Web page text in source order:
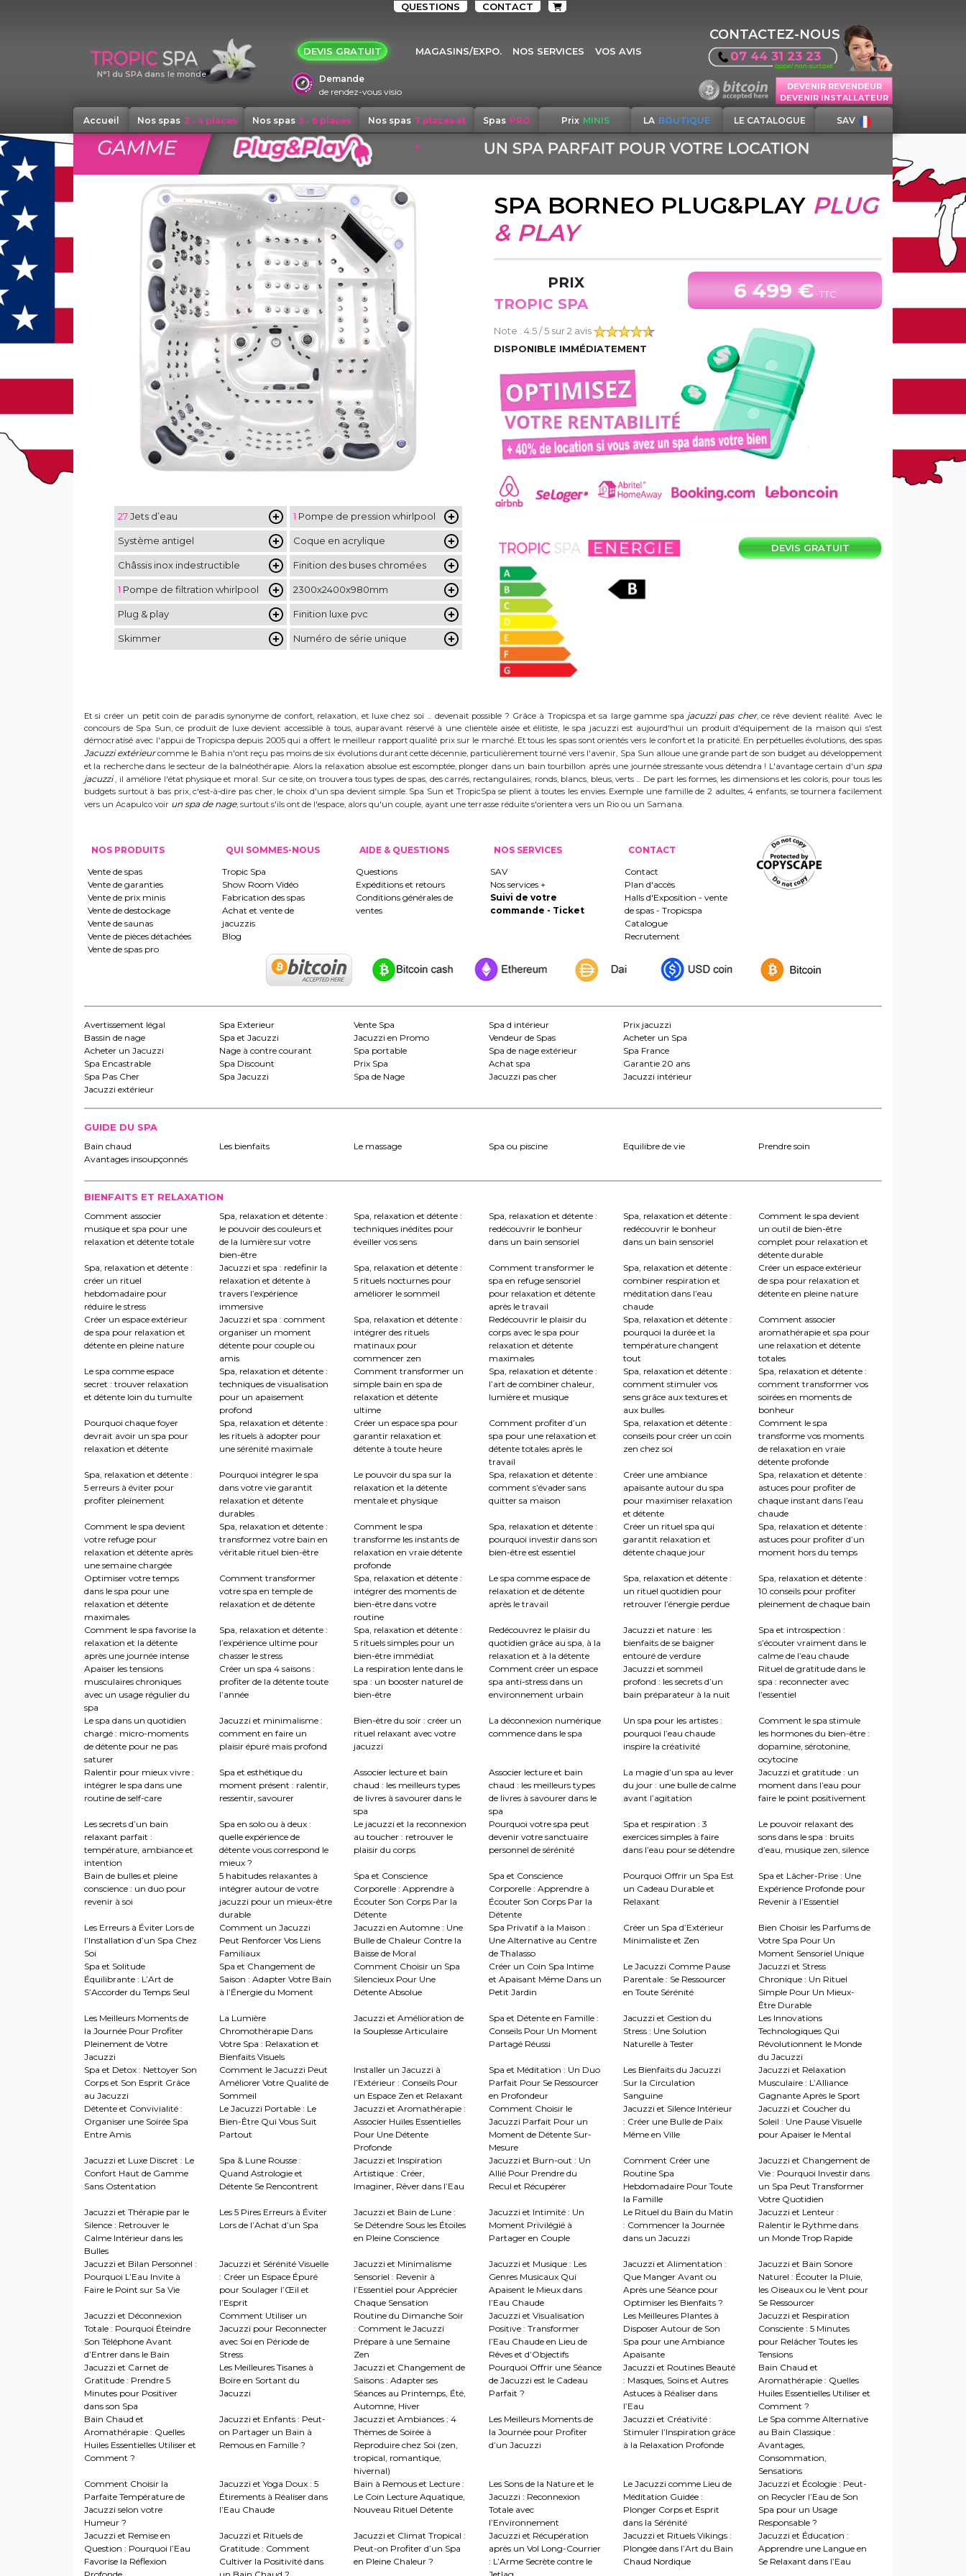
QUESTIONS CONTACT
N°1 du SPA dans le monde
DEVIS GRATUIT MAGASINS/EXPO. NOS SERVICES VOS AVIS
Demande
de rendez-vous visio
CONTACTEZ-NOUS
07 44 31 23 23
DEVENIR REVENDEUR
DEVENIR INSTALLATEUR
Accueil Nos spas 2 - 4 places Nos spas 5 - 6 places Nos spas 7 places et
+
Spas PRO Prix MINIS LA BOUTIQUE LE CATALOGUE SAV
27Jets d’eau 1 Pompe de pression whirlpool
Système antigel Coque en acrylique
Châssis inox indestructible Finition des buses chromées
1 Pompe de filtration whirlpool 2300x2400x980mm
Plug & play Finition luxe pvc
Skimmer Numéro de série unique
SPA BORNEO PLUG&PLAY PLUG
& PLAY
PRIX
TROPIC SPA
6 499 €TTC
Note : 4.5/ 5 sur2 avis
DISPONIBLE IMMÉDIATEMENT
DEVIS GRATUIT
Et si créer un petit coin de paradis synonyme de confort, relaxation, et luxe chez soi ... devenait possible ? Grâce à Tropicspa et sa large gamme spa jacuzzi pas cher, ce rêve devient réalité. Avec le
concours de Spa Sun, ce produit de luxe devient accessible à tous, auparavant réservé à une clientèle aisée et élitiste, le spa jacuzzi est aujourd'hui un produit d'équipement de la maison qui s'est
démocratisé avec l'appui de Tropicspa depuis 2005 qui a offert le meilleur rapport qualité prix sur le marché. Et tous les spas sont orientés vers le confort et la praticité. En perpétuelles évolutions, des spas
Jacuzzi extérieurcomme le Bahia n'ont reçu pas moins de six évolutions durant cette décennie, particulièrement tourné vers l'avenir, Spa Sun alloue une grande part de son budget au développement
et la recherche dans le secteur de la balnéothérapie. Alors la relaxation absolue est escomptée, plonger dans un bain tourbillon après une journée stressante vous détendra ! L'avantage certain d'un spa
jacuzzi, il améliore l'état physique et moral. Sur ce site, on trouvera tous types de spas, des carrés, rectangulaires, ronds, blancs, bleus, verts ... De part les formes, les dimensions et les coloris, pour tous les
budgets surtout à bas prix, c'est-à-dire pas cher, le choix d'un spa devient simple. Spa Sun et TropicSpa se plient à toutes les envies. Exemple une famille de 2 adultes, 4 enfants, se tournera facilement
vers un Acapulco voir un spa de nage, surtout s'ils ont de l'espace, alors qu'un couple, ayant une terrasse réduite s'orientera vers un Rio ou un Samana.
NOS PRODUITS
Vente de spas
Vente de garanties
Vente de prix minis
Vente de destockage
Vente de saunas
Vente de pièces détachées
Vente de spas pro
QUI SOMMES-NOUS
Tropic Spa
Show Room Vidéo
Fabrication des spas
Achat et vente de
jacuzzis
Blog
AIDE & QUESTIONS
Questions
Expéditions et retours
Conditions générales de
ventes
NOS SERVICES
SAV
Nos services +
Suivi de votre
commande - Ticket
CONTACT
Contact
Plan d'accès
Halls d'Exposition - vente
de spas - Tropicspa
Catalogue
Recrutement
Avertissement légal Spa Exterieur Vente Spa Spa d intérieur
Prix jacuzzi
Bassin de nage
Spa et Jacuzzi Jacuzzi en Promo Vendeur de Spas
Acheter un Spa
Acheter un Jacuzzi
Nage à contre courant Spa portable Spa de nage extérieur
Spa France
Spa Encastrable
Spa Discount Prix Spa Achat spa
Garantie 20 ans
Spa Pas Cher
Spa Jacuzzi Spa de Nage Jacuzzi pas cher
Jacuzzi intérieur
Jacuzzi extérieur
GUIDE DU SPA
Bain chaud Les bienfaits Le massage Spa ou piscine Equilibre de vie
Prendre soin
Avantages insoupçonnés
BIENFAITS ET RELAXATION
Comment associer
musique et spa pour une
relaxation et détente totale
Spa, relaxation et détente :
le pouvoir des couleurs et
de la lumière sur votre
bien-être
Spa, relaxation et détente :
techniques inédites pour
éveiller vos sens
Spa, relaxation et détente :
redécouvrir le bonheur
dans un bain sensoriel
Spa, relaxation et détente :
redécouvrir le bonheur
dans un bain sensoriel
Comment le spa devient
un outil de bien-être
complet pour relaxation et
détente durable
Spa, relaxation et détente :
créer un rituel
hebdomadaire pour
réduire le stress
Jacuzzi et spa : redéfinir la
relaxation et détente à
travers l’expérience
immersive
Spa, relaxation et détente :
5 rituels nocturnes pour
améliorer le sommeil
Comment transformer le
spa en refuge sensoriel
pour relaxation et détente
après le travail
Spa, relaxation et détente :
combiner respiration et
méditation dans l’eau
chaude
Créer un espace extérieur
de spa pour relaxation et
détente en pleine nature
Créer un espace extérieur
de spa pour relaxation et
détente en pleine nature
Jacuzzi et spa : comment
organiser un moment
détente pour couple ou
amis
Spa, relaxation et détente :
intégrer des rituels
matinaux pour
commencer zen
Redécouvrir le plaisir du
corps avec le spa pour
relaxation et détente
maximales
Spa, relaxation et détente :
pourquoi la durée et la
température changent
tout
Comment associer
aromathérapie et spa pour
une relaxation et détente
totales
Le spa comme espace
secret : trouver relaxation
et détente loin du tumulte
Spa, relaxation et détente :
techniques de visualisation
pour un apaisement
profond
Comment transformer un
simple bain en spa de
relaxation et détente
ultime
Spa, relaxation et détente :
l’art de combiner chaleur,
lumière et musique
Spa, relaxation et détente :
comment stimuler vos
sens grâce aux textures et
aux bulles
Spa, relaxation et détente :
comment transformer vos
soirées en moments de
bonheur
Pourquoi chaque foyer
devrait avoir un spa pour
relaxation et détente
Spa, relaxation et détente :
les rituels à adopter pour
une sérénité maximale
Créer un espace spa pour
garantir relaxation et
détente à toute heure
Comment profiter d’un
spa pour une relaxation et
détente totales après le
travail
Spa, relaxation et détente :
conseils pour créer un coin
zen chez soi
Comment le spa
transforme vos moments
de relaxation en vraie
détente profonde
Spa, relaxation et détente :
5 erreurs à éviter pour
profiter pleinement
Pourquoi intégrer le spa
dans votre vie garantit
relaxation et détente
durables
Le pouvoir du spa sur la
relaxation et la détente
mentale et physique
Spa, relaxation et détente :
comment s’évader sans
quitter sa maison
Créer une ambiance
apaisante autour du spa
pour maximiser relaxation
et détente
Spa, relaxation et détente :
astuces pour profiter de
chaque instant dans l’eau
chaude
Comment le spa devient
votre refuge pour
relaxation et détente après
une semaine chargée
Spa, relaxation et détente :
transformez votre bain en
véritable rituel bien-être
Comment le spa
transforme les instants de
relaxation en vraie détente
profonde
Spa, relaxation et détente :
pourquoi investir dans son
bien-être est essentiel
Créer un rituel spa qui
garantit relaxation et
détente chaque jour
Spa, relaxation et détente :
astuces pour profiter d’un
moment hors du temps
Optimiser votre temps
dans le spa pour une
relaxation et détente
maximales
Comment transformer
votre spa en temple de
relaxation et de détente
Spa, relaxation et détente :
intégrer des moments de
bien-être dans votre
routine
Le spa comme espace de
relaxation et de détente
après le travail
Spa, relaxation et détente :
un rituel quotidien pour
retrouver l’énergie perdue
Spa, relaxation et détente :
10 conseils pour profiter
pleinement de chaque bain
Comment le spa favorise la
relaxation et la détente
après une journée intense
Spa, relaxation et détente :
l’expérience ultime pour
chasser le stress
Spa, relaxation et détente :
5 rituels simples pour un
bien-être immédiat
Redécouvrez le plaisir du
quotidien grâce au spa, à la
relaxation et à la détente
Jacuzzi et nature : les
bienfaits de se baigner
entouré de verdure
Spa et introspection :
s’écouter vraiment dans le
calme de l’eau chaude
Apaiser les tensions
musculaires chroniques
avec un usage régulier du
spa
Créer un spa 4 saisons :
profiter de la détente toute
l’année
La respiration lente dans le
spa : un booster naturel de
bien-être
Comment créer un espace
spa anti-stress dans un
environnement urbain
Jacuzzi et sommeil
profond : les secrets d’un
bain préparateur à la nuit
Rituel de gratitude dans le
spa : reconnecter avec
l’essentiel
Le spa dans un quotidien
chargé : micro-moments
de détente pour ne pas
saturer
Jacuzzi et minimalisme :
comment en faire un
plaisir épuré mais profond
Bien-être du soir : créer un
rituel relaxant avec votre
jacuzzi
La déconnexion numérique
commence dans le spa
Un spa pour les artistes :
pourquoi l’eau chaude
inspire la créativité
Comment le spa stimule
les hormones du bien-être :
dopamine, sérotonine,
ocytocine
Ralentir pour mieux vivre :
intégrer le spa dans une
routine de self-care
Spa et esthétique du
moment présent : ralentir,
ressentir, savourer
Associer lecture et bain
chaud : les meilleurs types
de livres à savourer dans le
spa
Associer lecture et bain
chaud : les meilleurs types
de livres à savourer dans le
spa
La magie d’un spa au lever
du jour : une bulle de calme
avant l’agitation
Jacuzzi et gratitude : un
moment dans l’eau pour
faire le point positivement
Les secrets d’un bain
relaxant parfait :
température, ambiance et
intention
Spa en solo ou à deux :
quelle expérience de
détente vous correspond le
mieux ?
Le jacuzzi et la reconnexion
au toucher : retrouver le
plaisir du corps
Pourquoi votre spa peut
devenir votre sanctuaire
personnel de sérénité
Spa et respiration : 3
exercices simples à faire
dans l’eau pour se détendre
Le pouvoir relaxant des
sons dans le spa : bruits
d’eau, musique zen, silence
Bain de bulles et pleine
conscience : un duo pour
revenir à soi
5 habitudes relaxantes à
intégrer autour de votre
jacuzzi pour un mieux-être
durable
Spa et Conscience
Corporelle : Apprendre à
Écouter Son Corps Par la
Détente
Spa et Conscience
Corporelle : Apprendre à
Écouter Son Corps Par la
Détente
Pourquoi Offrir un Spa Est
un Cadeau Durable et
Relaxant
Spa et Lâcher-Prise : Une
Expérience Profonde pour
Revenir à l’Essentiel
Les Erreurs à Éviter Lors de
l’Installation d’un Spa Chez
Soi
Comment un Jacuzzi
Peut Renforcer Vos Liens
Familiaux
Jacuzzi en Automne : Une
Bulle de Chaleur Contre la
Baisse de Moral
Spa Privatif à la Maison :
Une Alternative au Centre
de Thalasso
Créer un Spa d’Extérieur
Minimaliste et Zen
Bien Choisir les Parfums de
Votre Spa Pour Un
Moment Sensoriel Unique
Spa et Solitude
Équilibrante : L’Art de
S’Accorder du Temps Seul
Spa et Changement de
Saison : Adapter Votre Bain
à l’Énergie du Moment
Comment Choisir un Spa
Silencieux Pour Une
Détente Absolue
Créer un Coin Spa Intime
et Apaisant Même Dans un
Petit Jardin
Le Jacuzzi Comme Pause
Parentale : Se Ressourcer
en Toute Sérénité
Jacuzzi et Stress
Chronique : Un Rituel
Simple Pour Un Mieux-
Être Durable
Les Meilleurs Moments de
la Journée Pour Profiter
Pleinement de Votre
Jacuzzi
La Lumière
Chromothérapie Dans
Votre Spa : Relaxation et
Bienfaits Visuels
Jacuzzi et Amélioration de
la Souplesse Articulaire
Spa et Détente en Famille :
Conseils Pour Un Moment
Partagé Réussi
Jacuzzi et Gestion du
Stress : Une Solution
Naturelle à Tester
Les Innovations
Technologiques Qui
Révolutionnent le Monde
du Jacuzzi
Spa et Detox : Nettoyer Son
Corps et Son Esprit Grâce
au Jacuzzi
Comment le Jacuzzi Peut
Améliorer Votre Qualité de
Sommeil
Installer un Jacuzzi à
l’Extérieur : Conseils Pour
un Espace Zen et Relaxant
Spa et Méditation : Un Duo
Parfait Pour Se Ressourcer
en Profondeur
Les Bienfaits du Jacuzzi
Sur la Circulation
Sanguine
Jacuzzi et Relaxation
Musculaire : L’Alliance
Gagnante Après le Sport
Détente et Convivialité :
Organiser une Soirée Spa
Entre Amis
Le Jacuzzi Portable : Le
Bien-Être Qui Vous Suit
Partout
Jacuzzi et Aromathérapie :
Associer Huiles Essentielles
Pour Une Détente
Profonde
Comment Choisir le
Jacuzzi Parfait Pour un
Moment de Détente Sur-
Mesure
Jacuzzi et Silence Intérieur
: Créer une Bulle de Paix
Même en Ville
Jacuzzi et Coucher du
Soleil : Une Pause Visuelle
pour Apaiser le Mental
Jacuzzi et Luxe Discret : Le
Confort Haut de Gamme
Sans Ostentation
Spa & Lune Rousse :
Quand Astrologie et
Détente Se Rencontrent
Jacuzzi et Inspiration
Artistique : Créer,
Imaginer, Rêver dans l’Eau
Jacuzzi et Burn-out : Un
Allié Pour Prendre du
Recul et Récupérer
Comment Créer une
Routine Spa
Hebdomadaire Pour Toute
la Famille
Jacuzzi et Changement de
Vie : Pourquoi Investir dans
un Spa Peut Transformer
Votre Quotidien
Jacuzzi et Thérapie par le
Silence : Retrouver le
Calme Intérieur dans les
Bulles
Les 5 Pires Erreurs à Éviter
Lors de l’Achat d’un Spa
Jacuzzi et Bain de Lune :
Se Détendre Sous les Étoiles
en Pleine Conscience
Jacuzzi et Intimité : Un
Moment Privilégié à
Partager en Couple
Le Rituel du Bain du Matin
: Commencer la Journée
dans un Jacuzzi
Jacuzzi et Lenteur :
Ralentir le Rythme dans
un Monde Trop Rapide
Jacuzzi et Bilan Personnel :
Pourquoi L’Eau Invite à
Faire le Point sur Sa Vie
Jacuzzi et Sérénité Visuelle
: Créer un Espace Épuré
pour Soulager l’Œil et
l’Esprit
Jacuzzi et Minimalisme
Sensoriel : Revenir à
l’Essentiel pour Apprécier
Chaque Sensation
Jacuzzi et Musique : Les
Genres Musicaux Qui
Apaisent le Mieux dans
l’Eau Chaude
Jacuzzi et Alimentation :
Que Manger Avant ou
Après une Séance pour
Optimiser les Bienfaits ?
Jacuzzi et Bain Sonore
Naturel : Écouter la Pluie,
les Oiseaux ou le Vent pour
Se Ressourcer
Jacuzzi et Déconnexion
Totale : Pourquoi Éteindre
Son Téléphone Avant
d’Entrer dans le Bain
Comment Utiliser un
Jacuzzi pour Reconnecter
avec Soi en Période de
Stress
Routine du Dimanche Soir
: Comment le Jacuzzi
Prépare à une Semaine
Zen
Jacuzzi et Visualisation
Positive : Transformer
l’Eau Chaude en Lieu de
Rêves et d’Objectifs
Les Meilleures Plantes à
Disposer Autour de Son
Spa pour une Ambiance
Apaisante
Jacuzzi et Respiration
Consciente : 5 Minutes
pour Relâcher Toutes les
Tensions
Jacuzzi et Carnet de
Gratitude : Prendre 5
Minutes pour Positiver
dans son Spa
Les Meilleures Tisanes à
Boire en Sortant du
Jacuzzi
Jacuzzi et Changement de
Saisons : Adapter ses
Séances au Printemps, Été,
Automne, Hiver
Pourquoi Offrir une Séance
de Jacuzzi est le Cadeau
Parfait ?
Jacuzzi et Routines Beauté
: Masques, Soins et Autres
Astuces à Réaliser dans
l’Eau
Bain Chaud et
Aromathérapie : Quelles
Huiles Essentielles Utiliser et
Comment ?
Bain Chaud et
Aromathérapie : Quelles
Huiles Essentielles Utiliser et
Comment ?
Jacuzzi et Enfants : Peut-
on Partager un Bain à
Remous en Famille ?
Jacuzzi et Ambiances : 4
Thèmes de Soirée à
Reproduire chez Soi (zen,
tropical, romantique,
hivernal)
Les Meilleurs Moments de
la Journée pour Profiter
d’un Jacuzzi
Jacuzzi et Créativité :
Stimuler l’Inspiration grâce
à la Relaxation Profonde
Le Spa comme Alternative
au Bain Classique :
Avantages,
Consommation,
Sensations
Comment Choisir la
Parfaite Température de
Jacuzzi selon votre
Humeur ?
Jacuzzi et Yoga Doux : 5
Étirements à Réaliser dans
l’Eau Chaude
Bain à Remous et Lecture :
Le Coin Lecture Aquatique,
Nouveau Rituel Détente
Les Sons de la Nature et le
Jacuzzi : Reconnexion
Totale avec
l’Environnement
Le Jacuzzi comme Lieu de
Méditation Guidée :
Plonger Corps et Esprit
dans la Sérénité
Jacuzzi et Écologie : Peut-
on Recycler l’Eau de Son
Spa pour un Usage
Responsable ?
Jacuzzi et Remise en
Question : Pourquoi l’Eau
Favorise la Réflexion
Jacuzzi et Rituels de
Gratitude : Comment
Cultiver la Positivité dans
Jacuzzi et Climat Tropical :
Peut-on Profiter d’un Spa
en Pleine Chaleur ?
Jacuzzi et Récupération
après un Vol Long-Courrier
: L’Arme Secrète contre le
Jacuzzi et Rituels Vikings :
Plongée dans l’Art du Bain
Chaud Nordique
Jacuzzi et Éducation :
Apprendre une Langue en
Se Relaxant dans l’Eau